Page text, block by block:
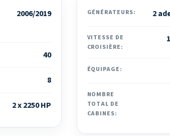
2006/2019
40
8
2 x 2250 HP
GÉNÉRATEURS: 2
VITESSE DE
CROISIÈRE:
ÉQUIPAGE:
NOMBRE
TOTAL DE
CABINES: